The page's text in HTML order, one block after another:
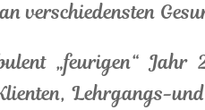
verschiedensten
„feurigen“ Jahr
Lehrgangs-